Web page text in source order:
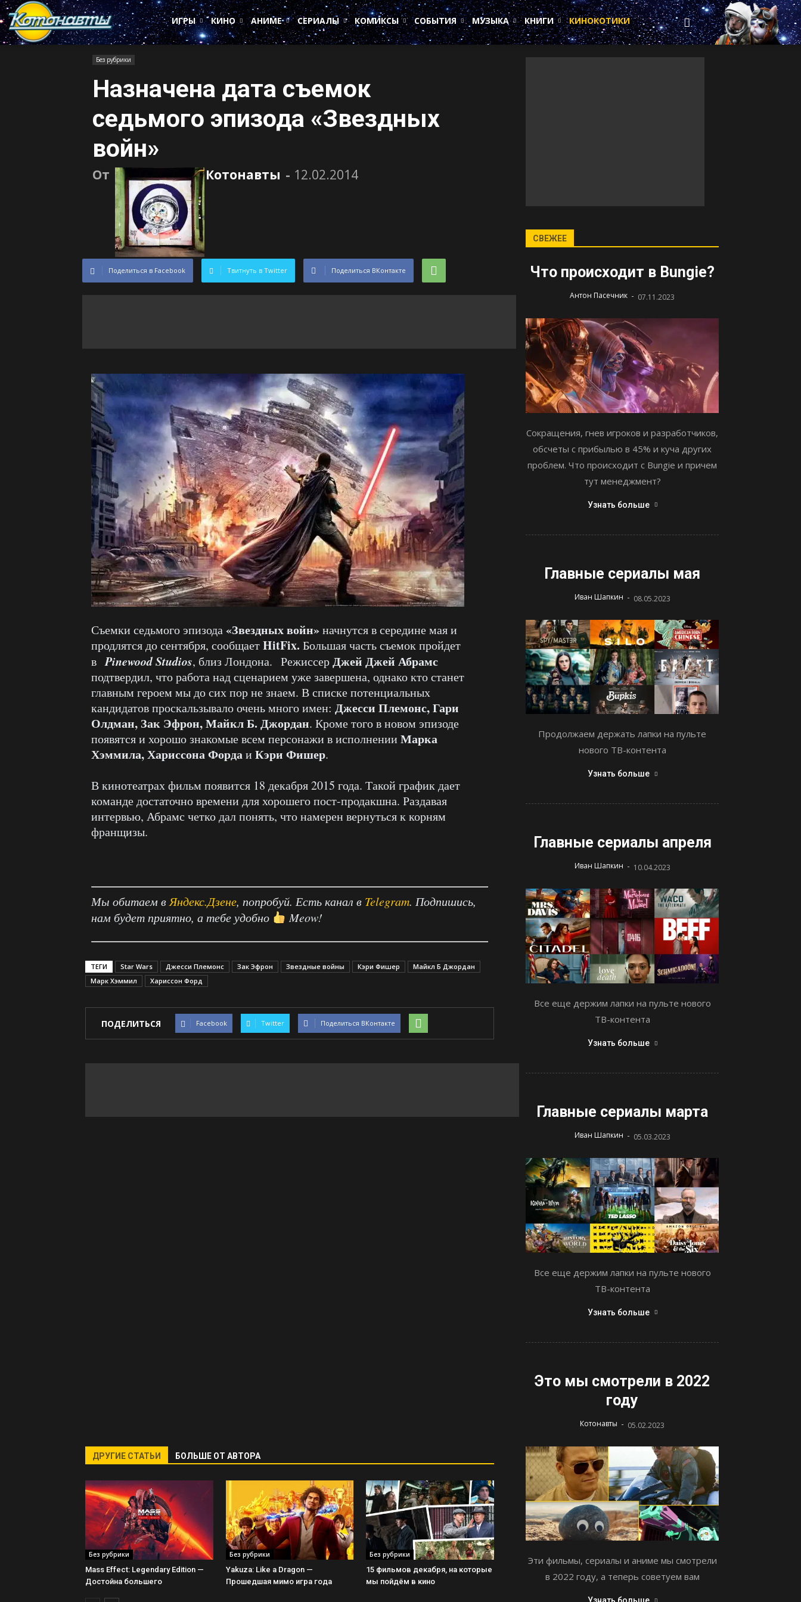
Котонавты
ИГРЫ
КИНО АНИМЕ СЕРИАЛЫ КОМИКСЫ СОБЫТИЯ МУЗЫКА КНИГИ КИНОКОТИКИ
Без рубрики
Назначена дата съемок
седьмого эпизода «Звездных
войн»
От Котонавты - 12.02.2014
Поделиться в Facebook Твитнуть в Twitter Поделиться ВКонтакте
Съемки седьмого эпизода«Звездных войн»начнутся в середине мая и
продлятся до сентября, сообщаетHitFix. Большая часть съемок пройдет
вPinewood Studios, близ Лондона. РежиссерДжей Джей Абрамс
подтвердил, что работа над сценарием уже завершена, однако кто станет
главным героем мы до сих пор не знаем. В списке потенциальных
кандидатов проскальзывало очень много имен: Джесси Племонс, Гари
Олдман, Зак Эфрон, Майкл Б. Джордан. Кроме того в новом эпизоде
появятся и хорошо знакомые всем персонажи в исполнении Марка
Хэммила, Хариссона Фордаи Кэри Фишер.
В кинотеатрах фильм появится 18 декабря 2015 года. Такой график дает
команде достаточно времени для хорошего пост-продакшна. Раздавая
интервью, Абрамс четко дал понять, что намерен вернуться к корням
франщизы.
Мы обитаем в Яндекс.Дзене, попробуй. Есть канал в Telegram. Подпишись,
нам будет приятно, а тебе удобно
Meow!
ТЕГИ Star Wars Джесси Племонс Зак Эфрон Звездные войны Кэри Фишер
Майкл Б Джордан
Марк Хэммил
Хариссон Форд
ПОДЕЛИТЬСЯ Facebook Twitter Поделиться ВКонтакте
ДРУГИЕ СТАТЬИ БОЛЬШЕ ОТ АВТОРА
Без рубрики
Mass Effect: Legendary Edition —
Достойна большего
Без рубрики
Yakuza: Like a Dragon —
Прошедшая мимо игра года
Без рубрики
15 фильмов декабря, на которые
мы пойдём в кино
СВЕЖЕЕ
Что происходит в Bungie?
Антон Пасечник - 07.11.2023
Сокращения, гнев игроков и разработчиков,
обсчеты с прибылью в 45% и куча других
проблем. Что происходит с Bungie и причем
тут менеджмент?
Узнать больше
Главные сериалы мая
Иван Шапкин - 08.05.2023
Продолжаем держать лапки на пульте
нового ТВ-контента
Узнать больше
Главные сериалы апреля
Иван Шапкин - 10.04.2023
Все еще держим лапки на пульте нового
ТВ-контента
Узнать больше
Главные сериалы марта
Иван Шапкин - 05.03.2023
Все еще держим лапки на пульте нового
ТВ-контента
Узнать больше
Это мы смотрели в 2022
году
Котонавты - 05.02.2023
Эти фильмы, сериалы и аниме мы смотрели
в 2022 году, а теперь советуем вам